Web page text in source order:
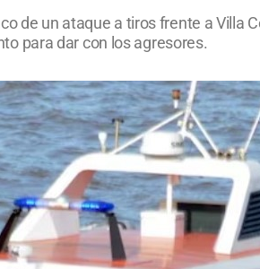
de un ataque a tiros frente a
para dar con los agresores.